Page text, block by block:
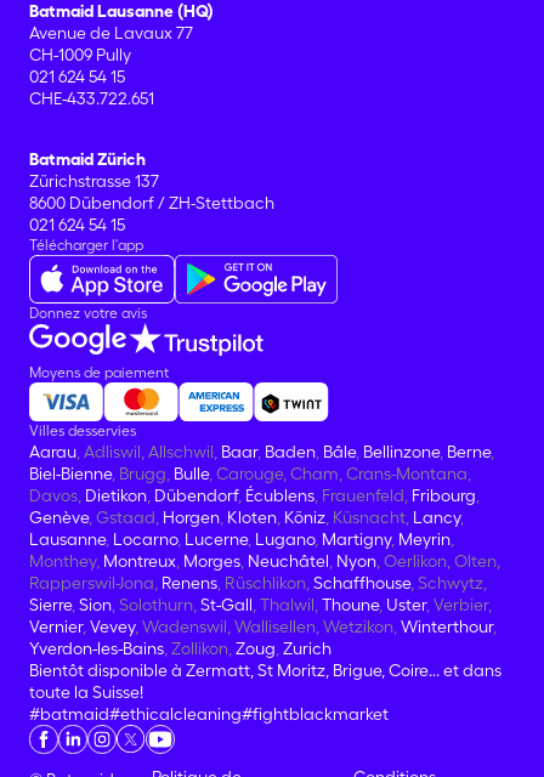
Batmaid Lausanne (HQ)
Avenue de Lavaux 77
CH-1009 Pully
021 624 54 15
CHE-433.722.651
Batmaid Zürich
Zürichstrasse 137
8600 Dübendorf / ZH-Stettbach
021 624 54 15
Télécharger l'app
Donnez votre avis
Moyens de paiement
Villes desservies
Aarau , Adliswil, Allschwil, Baar, Baden Bâle, Bellinzone, Berne,
Biel-Bienne, Brugg, Bulle, Carouge, Cham, Crans-Montana,
Davos, Dietikon Dübendorf, Écublens , Frauenfeld, Fribourg
Genève, Gstaad, Horgen Kloten Köniz , Küsnacht, Lancy,
Lausanne, Locarno, Lucerne, Lugano, Martigny, Meyrin
Monthey, Montreux Morges Neuchâtel Nyon , Oerlikon, Olten,
Rapperswil-Jona, Renens , Rüschlikon, Schaffhouse, Schwytz,
Sierre, Sion , Solothurn, St-Gall , Thalwil, Thoune, Uster, Verbier,
Vernier, Vevey, Wadenswil, Wallisellen, Wetzikon, Winterthour,
Yverdon-les-Bains , Zollikon, Zoug Zurich
Bientôt disponible à Zermatt, St Moritz, Brigue, Coire... et dans
toute la Suisse!
#batmaid#ethicalcleaning#fightblackmarket